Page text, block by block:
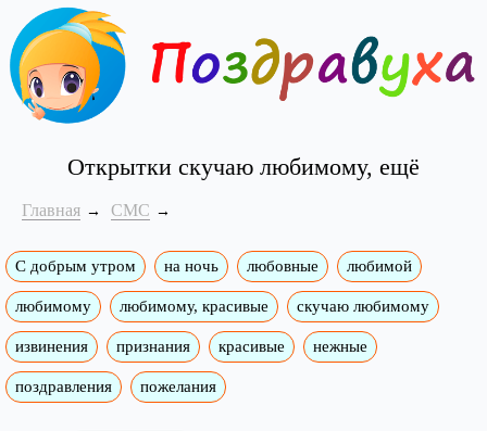
Открытки скучаю любимому, ещё
Главная СМС
С добрым утром на ночь любовные любимой
любимому любимому, красивые скучаю любимому
извинения признания красивые нежные
поздравления пожелания